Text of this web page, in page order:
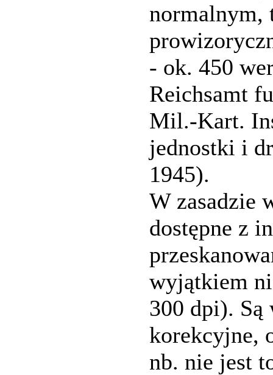
normalnym,
- ok. 450
Reichsamt
Mil.-Kart.
jednostki i
1945).
W zasadzie
dostępne z
wyjątkiem
300 dpi). Są
korekcyjne,
nb. nie jest